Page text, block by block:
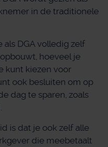
in de traditionele
DGA volledig zelf
hoeveel je
kunt kiezen voor
ook besluiten om op
dag te sparen, zoals
is dat je ook zelf alle
die meebetaalt